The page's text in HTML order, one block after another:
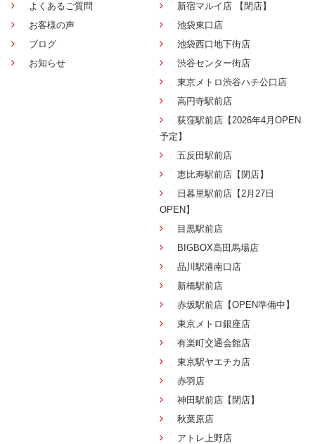
よくあるご質問
お客様の声
ブログ
お知らせ
新宿マルイ店 【閉店】
池袋東口店
池袋西口地下街店
渋谷センター街店
東京メトロ渋谷ハチ公口店
高円寺駅前店
荻窪駅前店【2026年4月OPEN
予定】
五反田駅前店
恵比寿駅前店【閉店】
日暮里駅前店【2月27日
OPEN】
目黒駅前店
BIGBOX高田馬場店
品川駅港南口店
新橋駅前店
赤坂駅前店【OPEN準備中】
東京メトロ銀座店
有楽町交通会館店
東京駅ヤエチカ店
赤羽店
神田駅前店【閉店】
秋葉原店
アトレ上野店